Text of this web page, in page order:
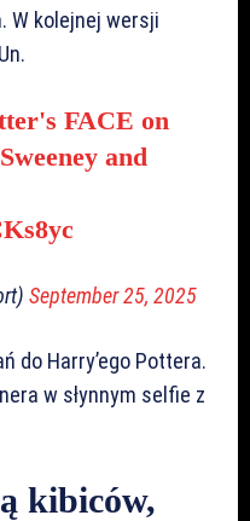
W kolejnej wersji
FACE on
and
September 25, 2025
do Harry’ego Pottera.
w słynnym selfie z
kibiców,